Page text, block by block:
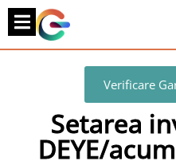
Verificare
Setarea
DEYE/